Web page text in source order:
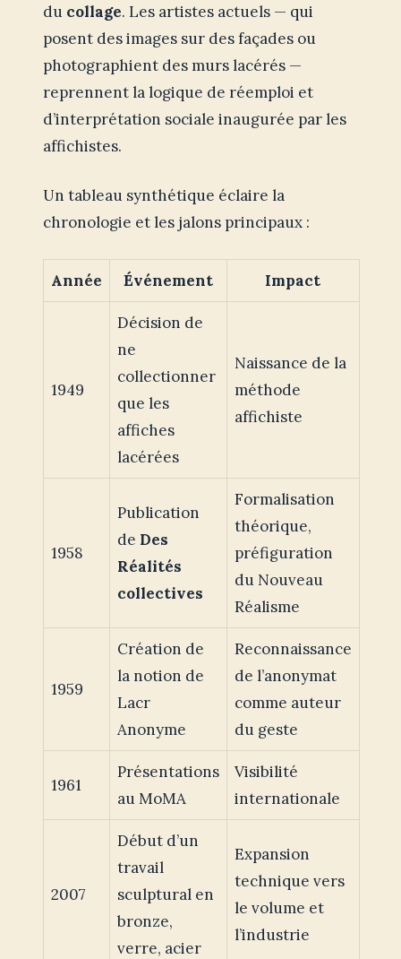
du collage. Les artistes actuels — qui
posent des images sur des façades ou
photographient des murs lacérés —
reprennent la logique de réemploi et
d’interprétation sociale inaugurée par les
affichistes.
Un tableau synthétique éclaire la
chronologie et les jalons principaux :
Année Événement Impact
1949
Décision de
ne
collectionner
que les
affiches
lacérées
Naissance de la
méthode
affichiste
1958
Publication
de Des
Réalités
collectives
Formalisation
théorique,
préfiguration
du Nouveau
Réalisme
1959
Création de
la notion de
Lacr
Anonyme
Reconnaissance
de l’anonymat
comme auteur
du geste
1961
Présentations
au MoMA
Visibilité
internationale
2007
Début d’un
travail
sculptural en
bronze,
verre, acier
Expansion
technique vers
le volume et
l’industrie